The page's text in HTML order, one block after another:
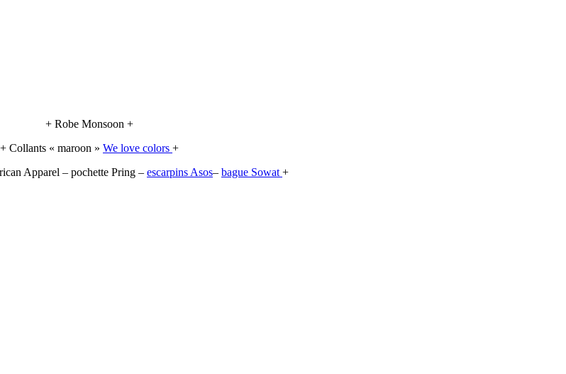
+ Robe Monsoon +
+ Collants « maroon » We love colors +
Apparel – pochette Pring – escarpins Asos– bague Sowat +